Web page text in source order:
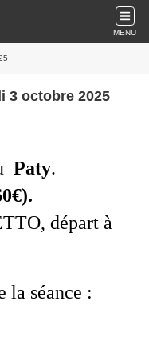
MENU
3 octobre 2025
Paty.
0€).
départ à
la séance :